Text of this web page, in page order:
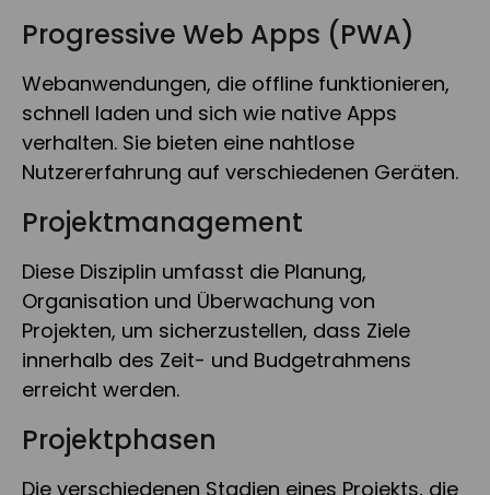
Progressive Web Apps (PWA)
Webanwendungen, die offline funktionieren,
schnell laden und sich wie native Apps
verhalten. Sie bieten eine nahtlose
Nutzererfahrung auf verschiedenen Geräten.
Projektmanagement
Diese Disziplin umfasst die Planung,
Organisation und Überwachung von
Projekten, um sicherzustellen, dass Ziele
innerhalb des Zeit- und Budgetrahmens
erreicht werden.
Projektphasen
Die verschiedenen Stadien eines Projekts, die